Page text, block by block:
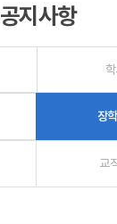
공지사항
장
교